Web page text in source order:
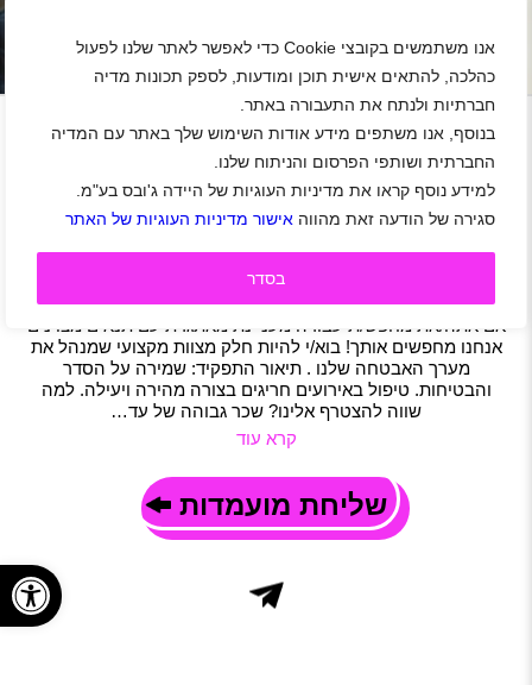
אנו משתמשים בקובצי Cookie כדי לאפשר לאתר שלנו לפעול
כהלכה, להתאים אישית תוכן ומודעות, לספק תכונות מדיה
חברתיות ולנתח את התעבורה באתר.
בנוסף, אנו משתפים מידע אודות השימוש שלך באתר עם המדיה
החברתית ושותפי הפרסום והניתוח שלנו.
למידע נוסף קראו את מדיניות העוגיות של היידה ג'ובס בע"מ.
סגירה של הודעה זאת מהווה אישור מדיניות העוגיות של האתר
בסדר
+
נגן
לחברת האבטחה GLOBAL SECURITY דרושים/ות
בודקים/ות וסיירים/ות
משרות שוות|סטודנטים|תפעול|חצי משרה|משמרות|
משרה חלקית|משרה מלאה
תיאור משרה
אם אתה/את מחפש/ת עבודה מעניינת מאתגרת עם תנאים מצוינים
אנחנו מחפשים אותך! בוא/י להיות חלק מצוות מקצועי שמנהל את
מערך האבטחה שלנו . תיאור התפקיד: שמירה על הסדר
והבטיחות. טיפול באירועים חריגים בצורה מהירה ויעילה. למה
שווה להצטרף אלינו? שכר גבוהה של עד…
קרא עוד
שליחת מועמדות